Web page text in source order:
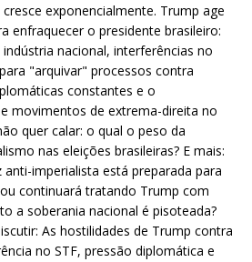
exponencialmente. Trump age
enfraquecer o presidente brasileiro:
nacional, interferências no
"arquivar" processos contra
constantes e o
movimentos de extrema-direita no
quer calar: o qual o peso da
nas eleições brasileiras? E mais:
imperialista está preparada para
continuará tratando Trump com
a soberania nacional é pisoteada?
As hostilidades de Trump contra
no STF, pressão diplomática e